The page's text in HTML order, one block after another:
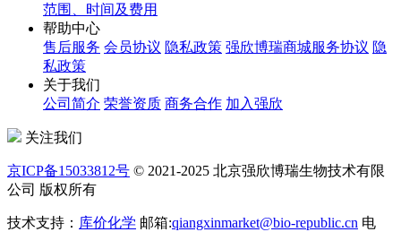
范围、时间及费用
帮助中心
售后服务 会员协议 隐私政策 强欣博瑞商城服务协议 隐
私政策
关于我们
公司简介 荣誉资质 商务合作 加入强欣
关注我们
京ICP备15033812号 © 2021-2025 北京强欣博瑞生物技术有限
公司 版权所有
技术支持： 库价化学 邮箱:qiangxinmarket@bio-republic.cn 电